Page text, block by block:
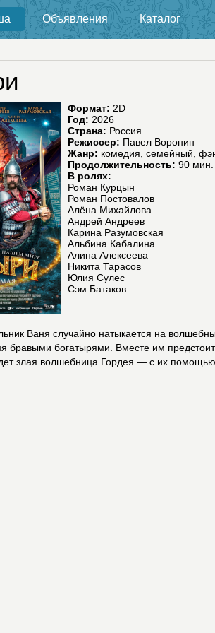
Объявления Каталог
Формат: 2D
Год: 2026
Страна: Россия
Режиссер: Павел Воронин
Жанр: комедия, семейный,
Продолжительность: 90 мин.
В ролях:
Роман Курцын
Роман Постовалов
Алёна Михайлова
Андрей Андреев
Карина Разумовская
Альбина Кабалина
Алина Алексеева
Никита Тарасов
Юлия Сулес
Сэм Батаков
Ваня случайно натыкается на
бравыми богатырями. Вместе им
злая волшебница Гордея — с их